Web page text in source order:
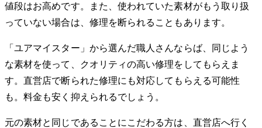
値段はお高めです。また、使われていた素材がもう取り扱
っていない場合は、修理を断られることもあります。
「ユアマイスター」から選んだ職人さんならば、同じよう
な素材を使って、クオリティの高い修理をしてもらえま
す。直営店で断られた修理にも対応してもらえる可能性
も。料金も安く抑えられるでしょう。
元の素材と同じであることにこだわる方は、直営店へ行く